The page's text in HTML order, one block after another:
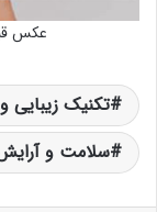
عکس
تکنیک زیبایی
سلامت و